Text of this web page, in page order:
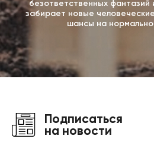
безответственных фантазий
забирает новые
шансы на
Подписаться
на новости